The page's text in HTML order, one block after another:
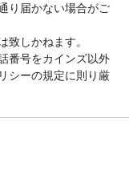
り届かない場合がご
致しかねます。
番号をカインズ以外
シーの規定に則り厳